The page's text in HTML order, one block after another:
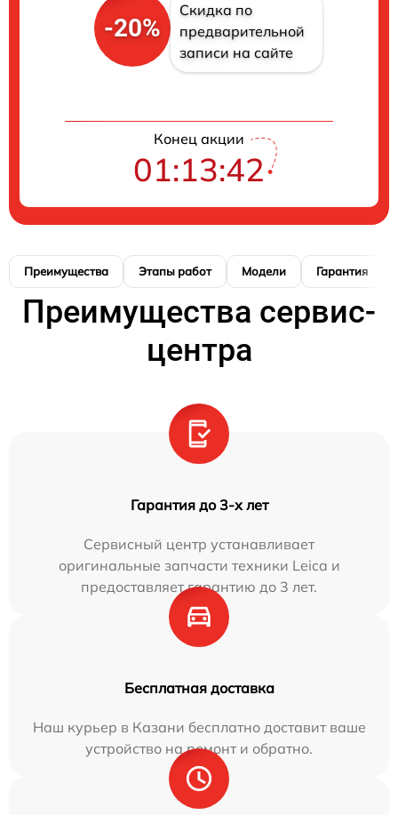
-20%
Скидка по
предварительной
записи на сайте
Конец акции
01:13:41
Преимущества Этапы работ Модели Гарантия
Преимущества сервис-
центра
Гарантия до 3-х лет
Сервисный центр устанавливает
оригинальные запчасти техники Leica и
предоставляет гарантию до 3 лет.
Бесплатная доставка
Наш курьер в Казани бесплатно доставит ваше
устройство на ремонт и обратно.